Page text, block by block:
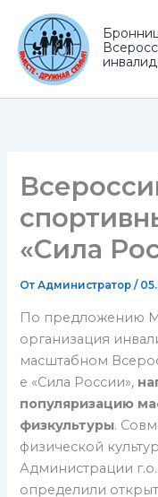
Перейти
содержимому
«Сила
ОтАдминистратор/
По предложению
организация
масштабном
е «Сила России»,
популяризацию
физкультуры.
физической
Администрации
определили